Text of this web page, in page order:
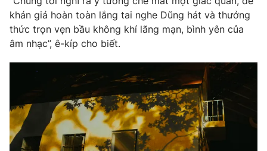
khán giả hoàn toàn lắng tai nghe Dũng hát và thưởng
thức trọn vẹn bầu không khí lãng mạn, bình yên của
âm nhạc”, ê-kíp cho biết.